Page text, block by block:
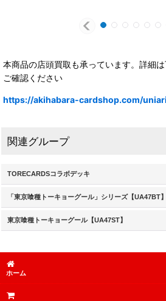
本商品の店頭買取も承っています。詳細
ご確認ください
https://akihabara-cardshop.com/
関連グループ
TORECARDSコラボデッキ
「東京喰種トーキョーグール」シリーズ【UA47BT】
東京喰種トーキョーグール【UA47ST】
ホーム